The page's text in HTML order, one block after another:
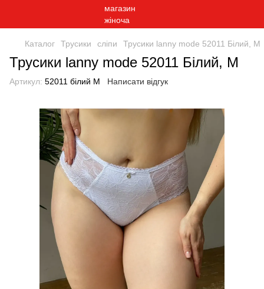
Каталог Трусики сліпи Трусики lanny mode 52011 Білий, M
Трусики lanny mode 52011 Білий, M
Артикул: 52011 білий M Написати відгук